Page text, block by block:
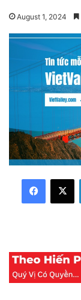
August 1, 2024